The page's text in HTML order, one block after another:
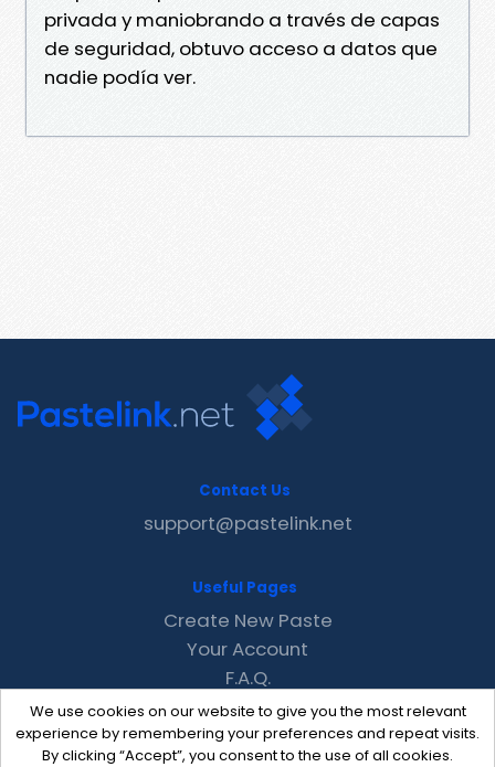
privada y maniobrando a través de capas
de seguridad, obtuvo acceso a datos que
nadie podía ver.
We use cookies on our website to give you the most relevant
experience by remembering your preferences and repeat visits.
By clicking “Accept”, you consent to the use of all cookies.
Contact Us
support@pastelink.net
Useful Pages
Create New Paste
Your Account
F.A.Q.
Recent
Contact